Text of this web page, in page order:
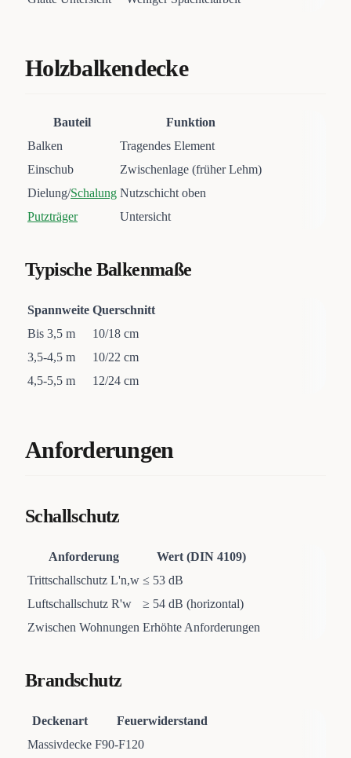
Holzbalkendecke
Bauteil
Funktion
Balken
Tragendes Element
Einschub
Zwischenlage (früher Lehm)
Dielung/Schalung Nutzschicht oben
Putzträger
Untersicht
Typische Balkenmaße
Spannweite Querschnitt
Bis 3,5 m
10/18 cm
3,5-4,5 m
10/22 cm
4,5-5,5 m
12/24 cm
Anforderungen
Schallschutz
Anforderung
Wert (DIN 4109)
Trittschallschutz L'n,w ≤ 53 dB
Luftschallschutz R'w
≥ 54 dB (horizontal)
Zwischen Wohnungen Erhöhte Anforderungen
Brandschutz
Deckenart
Feuerwiderstand
Massivdecke F90-F120